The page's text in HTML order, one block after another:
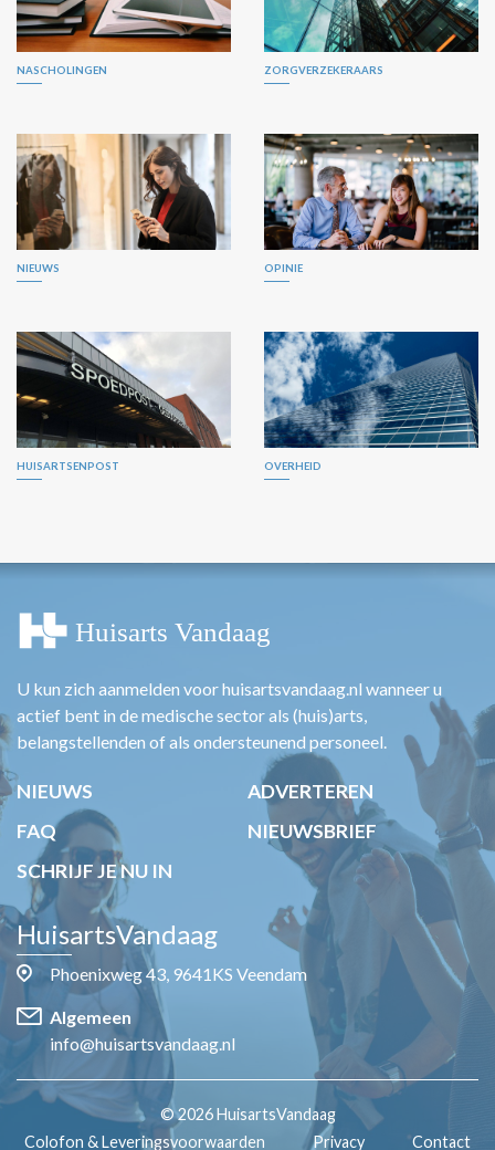
NASCHOLINGEN ZORGVERZEKERAARS
NIEUWS OPINIE
HUISARTSENPOST OVERHEID
U kun zich aanmelden voor huisartsvandaag.nl wanneer u
actief bent in de medische sector als (huis)arts,
belangstellenden of als ondersteunend personeel.
NIEUWS
ADVERTEREN
FAQ
NIEUWSBRIEF
SCHRIJF JE NU IN
HuisartsVandaag
Phoenixweg 43, 9641KS Veendam
Algemeen
info@huisartsvandaag.nl
© 2026 HuisartsVandaag
Colofon & Leveringsvoorwaarden
Privacy Contact